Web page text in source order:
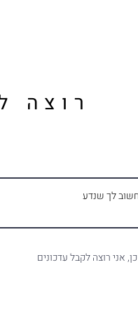
רוצה
כן, אני רוצה לקבל עדכונים